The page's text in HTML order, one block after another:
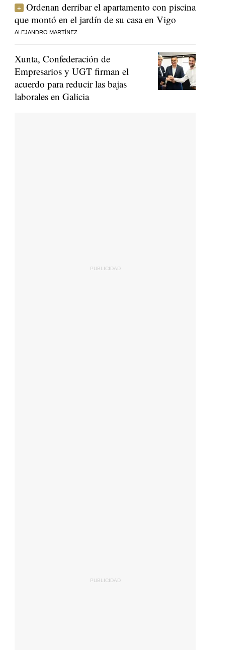
Ordenan derribar el apartamento con piscina
que montó en el jardín de su casa en Vigo
ALEJANDRO MARTÍNEZ
Xunta, Confederación de
Empresarios y UGT firman el
acuerdo para reducir las bajas
laborales en Galicia